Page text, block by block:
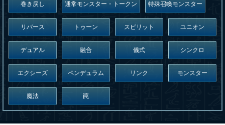
巻き戻し 通常モンスター・トークン 特殊召喚モンスター
リバース トゥーン スピリット ユニオン
デュアル 融合 儀式 シンクロ
エクシーズ ペンデュラム リンク モンスター
魔法 罠